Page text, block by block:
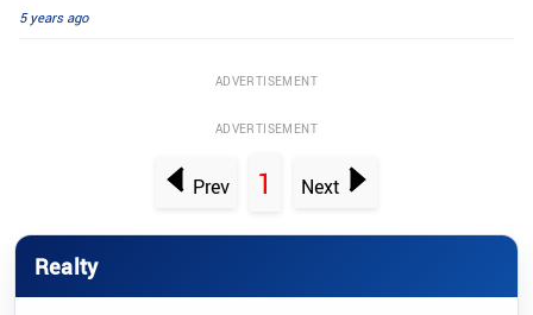
5 years ago
ADVERTISEMENT
ADVERTISEMENT
Prev 1 Next
Realty